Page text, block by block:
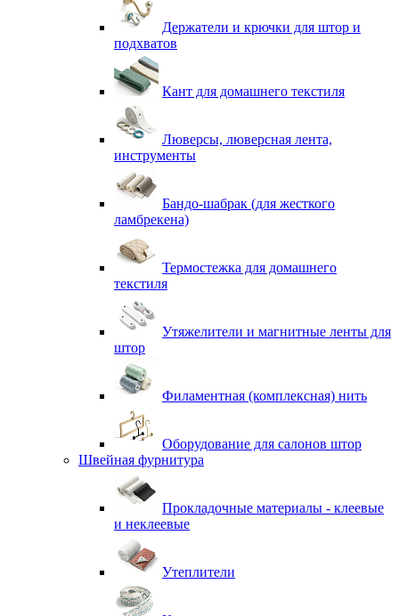
Держатели и крючки для штор и
подхватов
Кант для домашнего текстиля
Люверсы, люверсная лента,
инструменты
Бандо-шабрак (для жесткого
ламбрекена)
Термостежка для домашнего
текстиля
Утяжелители и магнитные ленты для
штор
Филаментная (комплексная) нить
Оборудование для салонов штор
Швейная фурнитура
Прокладочные материалы - клеевые
и неклеевые
Утеплители